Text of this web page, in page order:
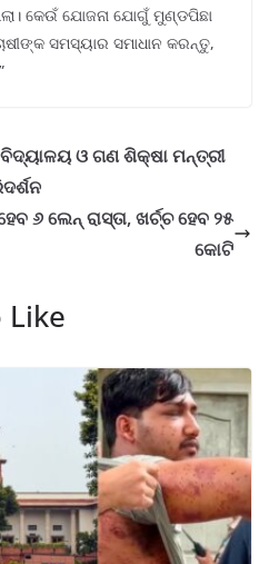
କେଉଁ ଯୋଜନା ଯୋଗୁଁ ମୁଣ୍ଡପିଛା
ସମସ୍ୟାର ସମାଧାନ କରନ୍ତୁ,
ଓ ଗଣ ଶିକ୍ଷା ମନ୍ତ୍ରୀ
୬ ଲେନ୍ ରାସ୍ତା, ଖର୍ଚ୍ଚ ହେବ ୨୫
କୋଟି
Like